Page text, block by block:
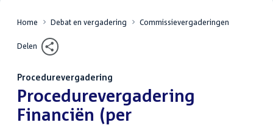
Home Debat en vergadering Commissievergaderingen
Delen
Procedurevergadering
:Procedurevergadering
Financiën (per